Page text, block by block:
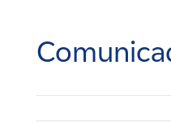
Noticias